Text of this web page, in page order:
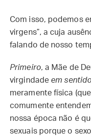
Com isso, podemos
virgens”, a cuja
falando de nosso
Primeiro, a Mãe de
virgindade em
meramente física
comumente
nossa época não é
sexuais porque o